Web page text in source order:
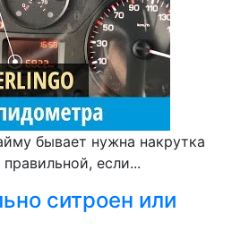
бывает нужна накрутка
если...
ситроен или